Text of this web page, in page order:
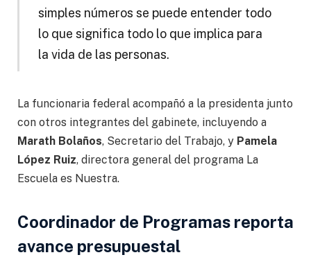
simples números se puede entender todo
lo que significa todo lo que implica para
la vida de las personas.
La funcionaria federal acompañó a la presidenta junto
con otros integrantes del gabinete, incluyendo a
Marath Bolaños, Secretario del Trabajo, y Pamela
López Ruiz, directora general del programa La
Escuela es Nuestra.
Coordinador de Programas reporta
avance presupuestal